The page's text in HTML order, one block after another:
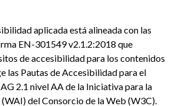
aplicada está alineada con las
EN-301549 v2.1.2:2018 que
de accesibilidad para los contenidos
las Pautas de Accesibilidad para el
2.1 nivel AA de la Iniciativa para la
del Consorcio de la Web (W3C).